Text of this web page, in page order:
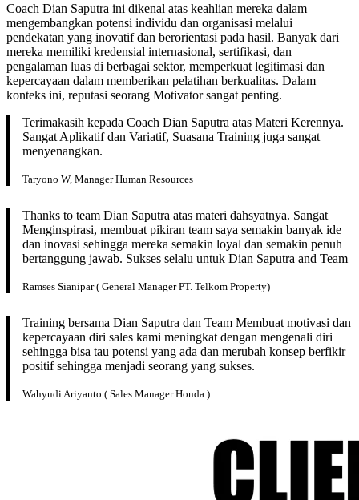
Coach Dian Saputra ini dikenal atas keahlian mereka dalam
mengembangkan potensi individu dan organisasi melalui
pendekatan yang inovatif dan berorientasi pada hasil. Banyak dari
mereka memiliki kredensial internasional, sertifikasi, dan
pengalaman luas di berbagai sektor, memperkuat legitimasi dan
kepercayaan dalam memberikan pelatihan berkualitas. Dalam
konteks ini, reputasi seorang Motivator sangat penting.
Terimakasih kepada Coach Dian Saputra atas Materi Kerennya.
Sangat Aplikatif dan Variatif, Suasana Training juga sangat
menyenangkan.
Taryono W, Manager Human Resources
Thanks to team Dian Saputra atas materi dahsyatnya. Sangat
Menginspirasi, membuat pikiran team saya semakin banyak ide
dan inovasi sehingga mereka semakin loyal dan semakin penuh
bertanggung jawab. Sukses selalu untuk Dian Saputra and Team
Ramses Sianipar ( General Manager PT. Telkom Property)
Training bersama Dian Saputra dan Team Membuat motivasi dan
kepercayaan diri sales kami meningkat dengan mengenali diri
sehingga bisa tau potensi yang ada dan merubah konsep berfikir
positif sehingga menjadi seorang yang sukses.
Wahyudi Ariyanto ( Sales Manager Honda )